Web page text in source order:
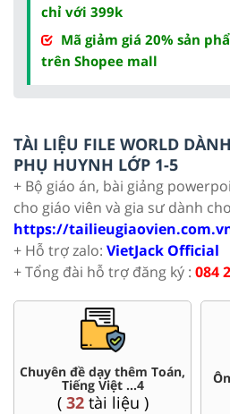
chỉ với 399k
Mã giảm giá 20% sản
trên Shopee mall
TÀI LIỆU FILE WORLD
PHỤ HUYNH LỚP 1-5
+ Bộ giáo án, bài giảng
cho giáo viên và gia sư dành
https://
+ Hỗ trợ zalo: VietJack Official
+ Tổng đài hỗ trợ đăng ký : 084
Chuyên đề dạy thêm Toán,
Tiếng Việt ...4
( 32tài liệu )